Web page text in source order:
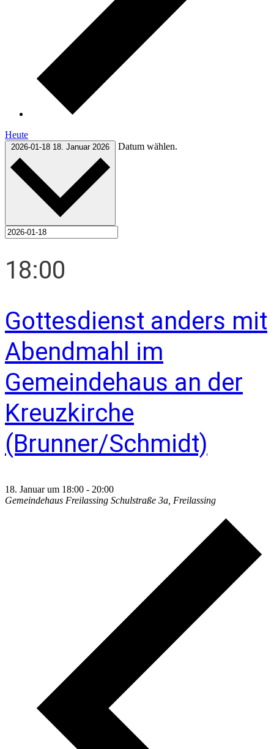
Heute
2026-01-18 18. Januar 2026 Datum wählen.
18:00
Gottesdienst anders mit
Abendmahl im
Gemeindehaus an der
Kreuzkirche
(Brunner/Schmidt)
18. Januar um 18:00 - 20:00
Gemeindehaus Freilassing Schulstraße 3a, Freilassing